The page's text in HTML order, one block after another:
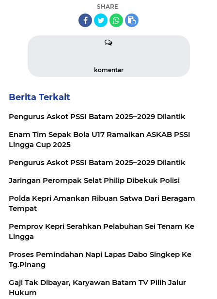
SHARE
komentar
Berita Terkait
Pengurus Askot PSSI Batam 2025–2029 Dilantik
Enam Tim Sepak Bola U17 Ramaikan ASKAB PSSI
Lingga Cup 2025
Pengurus Askot PSSI Batam 2025–2029 Dilantik
Jaringan Perompak Selat Philip Dibekuk Polisi
Polda Kepri Amankan Ribuan Satwa Dari Beragam
Tempat
Pemprov Kepri Serahkan Pelabuhan Sei Tenam Ke
Lingga
Proses Pemindahan Napi Lapas Dabo Singkep Ke
Tg.Pinang
Gaji Tak Dibayar, Karyawan Batam TV Pilih Jalur
Hukum